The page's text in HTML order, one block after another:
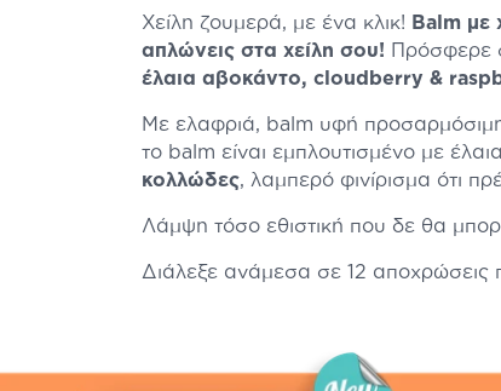
Χείλη ζουμερά, με ένα κλικ! Balm με
απλώνεις στα χείλη σου! Πρόσφερε
έλαια αβοκάντο, cloudberry &
Με ελαφριά, balm υφή
το balm είναι εμπλουτισμένο με
κολλώδες, λαμπερό φινίρισμα ότι
Λάμψη τόσο εθιστική που δε θα
Διάλεξε ανάμεσα σε 12 αποχρώσεις